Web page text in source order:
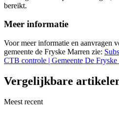
bereikt.
Meer informatie
Voor meer informatie en aanvragen
gemeente de Fryske Marren zie:
CTB controle | Gemeente De Fryske
Vergelijkbare
Meest recent